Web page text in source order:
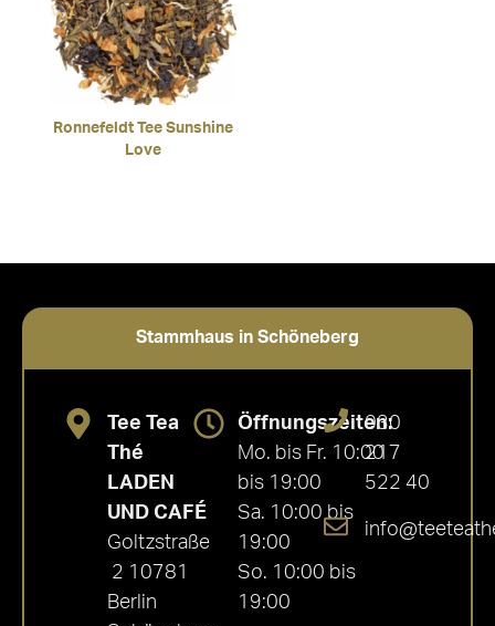
Ronnefeldt Tee Sunshine
Love
Stammhaus in Schöneberg
Tee Tea
Thé
LADEN
UND CAFÉ
Goltzstraße
2 10781
Berlin
Öffnungszeiten:
Mo. bis Fr. 10:00
bis 19:00
Sa. 10:00 bis
19:00
So. 10:00 bis
19:00
030
217
522 40